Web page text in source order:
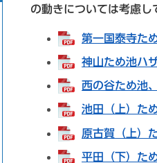
の動きについては考慮し
第一国泰寺た
神山ため池ハ
西の谷ため池
池田（上）た
原古賀（上）
平田（下）た